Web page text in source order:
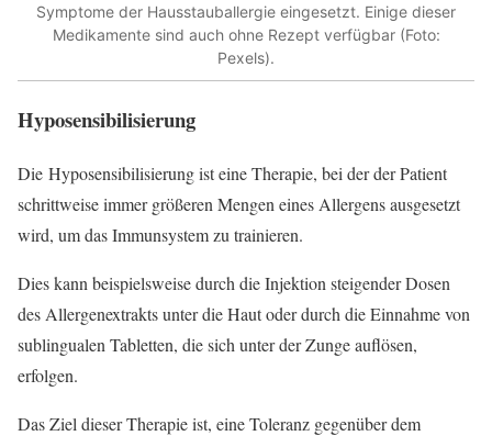
Symptome der Hausstauballergie eingesetzt. Einige dieser
Medikamente sind auch ohne Rezept verfügbar (Foto:
Pexels).
Hyposensibilisierung
Die Hyposensibilisierung ist eine Therapie, bei der der Patient
schrittweise immer größeren Mengen eines Allergens ausgesetzt
wird, um das Immunsystem zu trainieren.
Dies kann beispielsweise durch die Injektion steigender Dosen
des Allergenextrakts unter die Haut oder durch die Einnahme von
sublingualen Tabletten, die sich unter der Zunge auflösen,
erfolgen.
Das Ziel dieser Therapie ist, eine Toleranz gegenüber dem